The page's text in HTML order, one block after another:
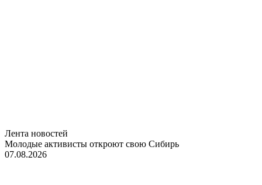
Лента новостей
Молодые активисты откроют свою Сибирь
07.08.2026